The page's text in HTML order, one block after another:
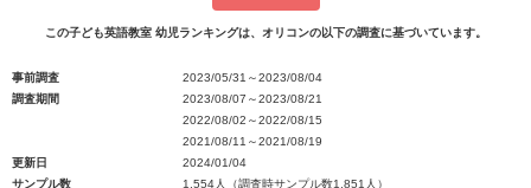
この子ども英語教室 幼児ランキングは、オリコンの以下の調査に基づいています。
事前調査
2023/05/31～2023/08/04
調査期間
2023/08/07～2023/08/21
2022/08/02～2022/08/15
2021/08/11～2021/08/19
更新日
2024/01/04
サンプル数
1,554人（調査時サンプル数1,851人）